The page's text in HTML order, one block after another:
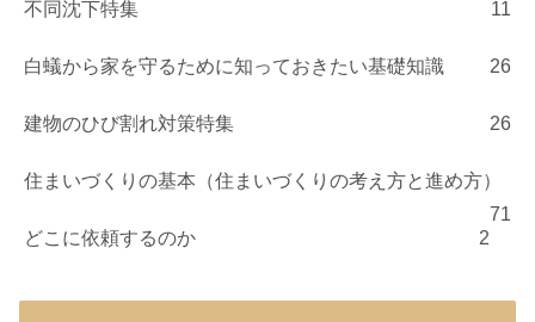
不同沈下特集 11
白蟻から家を守るために知っておきたい基礎知識 26
建物のひび割れ対策特集 26
住まいづくりの基本（住まいづくりの考え方と進め方）
71
どこに依頼するのか
2